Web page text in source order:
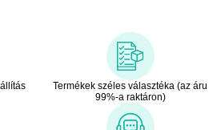
Termékek széles választéka (az áru
99%-a raktáron)